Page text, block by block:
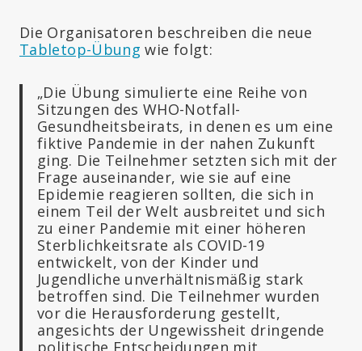
Die Organisatoren beschreiben die neue
Tabletop-Übung wie folgt:
„Die Übung simulierte eine Reihe von
Sitzungen des WHO-Notfall-
Gesundheitsbeirats, in denen es um eine
fiktive Pandemie in der nahen Zukunft
ging. Die Teilnehmer setzten sich mit der
Frage auseinander, wie sie auf eine
Epidemie reagieren sollten, die sich in
einem Teil der Welt ausbreitet und sich
zu einer Pandemie mit einer höheren
Sterblichkeitsrate als COVID-19
entwickelt, von der Kinder und
Jugendliche unverhältnismäßig stark
betroffen sind. Die Teilnehmer wurden
vor die Herausforderung gestellt,
angesichts der Ungewissheit dringende
politische Entscheidungen mit